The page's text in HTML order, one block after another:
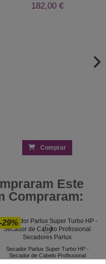
182,00 €
Comprar
Este
Compraram:
-29%
Secador Parlux Super Turbo HP -
Secador de Cabelo Profissional